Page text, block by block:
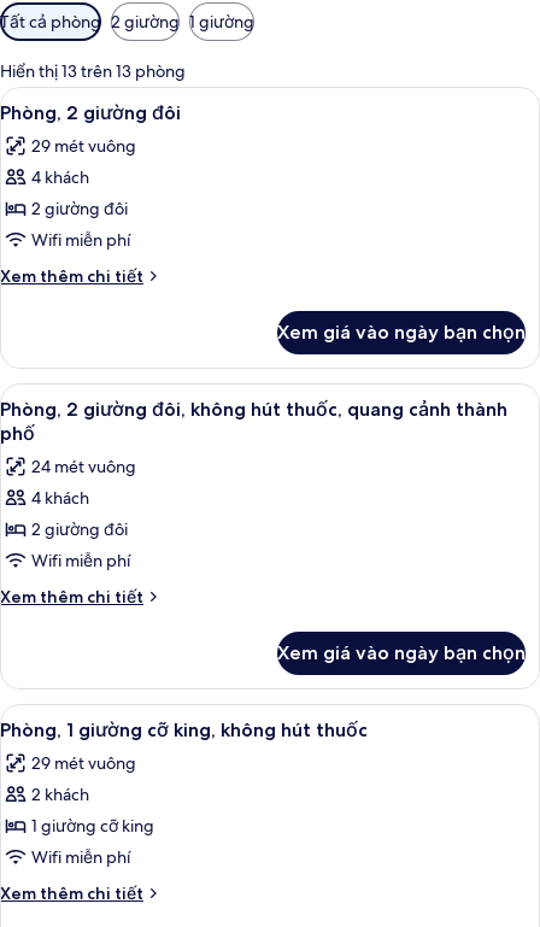
Bộ
lọc
có
thể
dùng
để
lọc
tìm
phòng
Tất cả phòng 2 giường 1 giường
Hiển thị 13 trên 13 phòng
Xem
tất
cả
ảnh
Phòng,
2
giường
đôi
Két bảo mật tại phòng, bàn, khu
4
Phòng, 2 giường đôi
29 mét vuông
4 khách
2 giường đôi
Wifi miễn phí
Xem thêm chi tiết
Chi
Phòng,
giường
đôi
Xem giá vào ngày bạn chọn
Xem
tất
cả
ảnh
Phòng,
2
giường
đôi,
thuốc,
quang
cảnh
thành
phố
Phòng, 2 giường đôi, không hút
4
Phòng, 2 giường đôi, không hút thuốc, quang cảnh thành
phố
24 mét vuông
4 khách
2 giường đôi
Wifi miễn phí
Xem thêm chi tiết
Chi
Phòng,
giường
không
hút
quang
cảnh
phố
Xem giá vào ngày bạn chọn
Xem
tất
cả
ảnh
Phòng,
1
giường
cỡ
Két bảo mật tại phòng, bàn, khu
4
Phòng, 1 giường cỡ king, không hút thuốc
29 mét vuông
2 khách
1 giường cỡ king
Wifi miễn phí
Xem thêm chi tiết
Chi